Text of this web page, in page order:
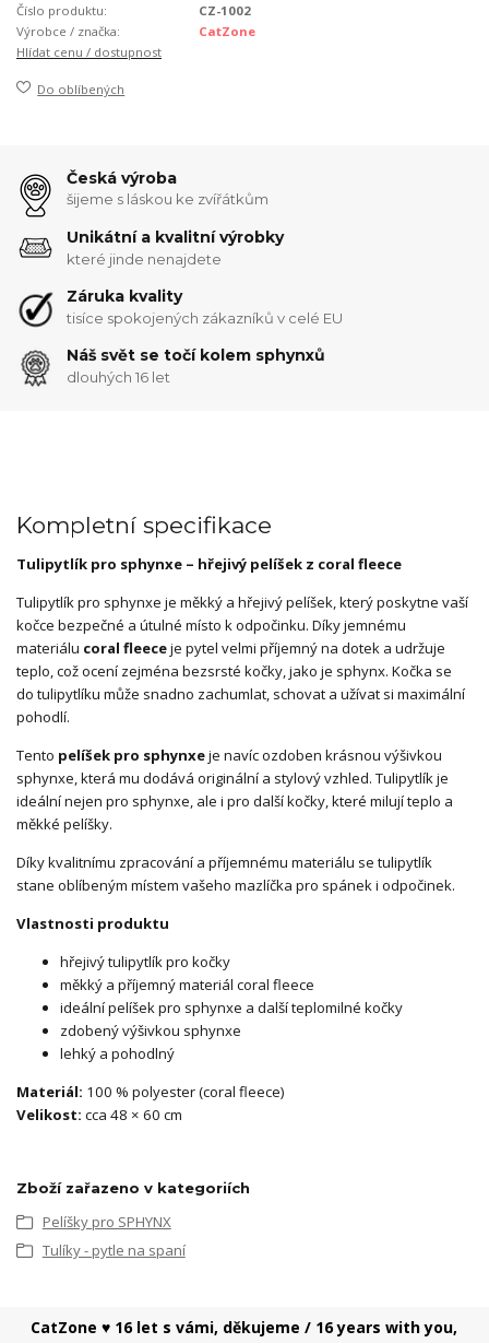
Číslo produktu:
CZ-1002
Výrobce / značka:
CatZone
Hlídat cenu / dostupnost
Do oblíbených
Česká výroba
šijeme s láskou ke zvířátkům
Unikátní a kvalitní výrobky
které jinde nenajdete
Záruka kvality
tisíce spokojených zákazníků v celé EU
Náš svět se točí kolem sphynxů
dlouhých 16 let
Kompletní specifikace
Tulipytlík pro sphynxe – hřejivý pelíšek z coral fleece
Tulipytlík pro sphynxe je měkký a hřejivý pelíšek, který poskytne vaší
kočce bezpečné a útulné místo k odpočinku. Díky jemnému
materiálu coral fleeceje pytel velmi příjemný na dotek a udržuje
teplo, což ocení zejména bezsrsté kočky, jako je sphynx. Kočka se
do tulipytlíku může snadno zachumlat, schovat a užívat si maximální
pohodlí.
Tento pelíšek pro sphynxeje navíc ozdoben krásnou výšivkou
sphynxe, která mu dodává originální a stylový vzhled. Tulipytlík je
ideální nejen pro sphynxe, ale i pro další kočky, které milují teplo a
měkké pelíšky.
Díky kvalitnímu zpracování a příjemnému materiálu se tulipytlík
stane oblíbeným místem vašeho mazlíčka pro spánek i odpočinek.
Vlastnosti produktu
hřejivý tulipytlík pro kočky
měkký a příjemný materiál coral fleece
ideální pelíšek pro sphynxe a další teplomilné kočky
zdobený výšivkou sphynxe
lehký a pohodlný
Materiál: 100 % polyester (coral fleece)
Velikost: cca 48 × 60 cm
Zboží zařazeno v kategoriích
Pelíšky pro SPHYNX
Tulíky - pytle na spaní
CatZone ♥ 16 let s vámi, děkujeme / 16 years with you,